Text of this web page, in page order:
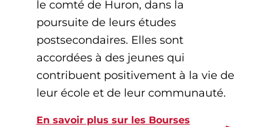
le comté de Huron, dans la
poursuite de leurs études
postsecondaires. Elles sont
accordées à des jeunes qui
contribuent positivement à la vie de
leur école et de leur communauté.
En savoir plus sur les Bourses